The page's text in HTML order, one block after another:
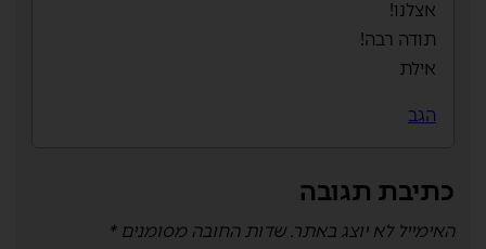
אצלנו!
תודה רבה!
אילת
הגב
כתיבת תגובה
האימייל לא יוצג באתר. שדות החובה מסומנים*